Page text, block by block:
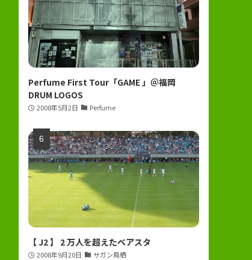
Perfume First Tour「GAME 」＠福岡
DRUM LOGOS
2008年5月2日 Perfume
【 J2 】 2 万人を超えたベアスタ
2008年9月20日 サガン鳥栖